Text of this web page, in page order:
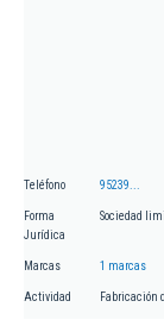
Teléfono 95239...
Forma
Jurídica
Sociedad
Marcas 1 marcas
Actividad Fabricación